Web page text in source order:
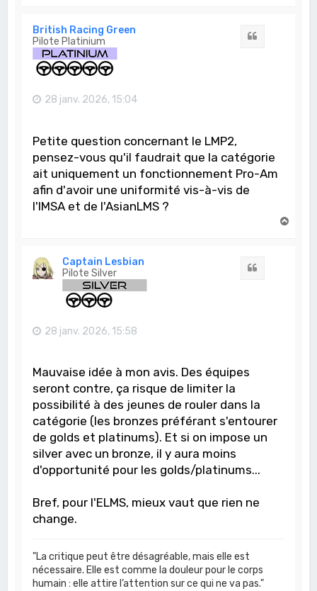
British Racing Green
Pilote Platinium
28 janv. 2026, 15:04
Petite question concernant le LMP2,
pensez-vous qu'il faudrait que la catégorie
ait uniquement un fonctionnement Pro-Am
afin d'avoir une uniformité vis-à-vis de
l'IMSA et de l'AsianLMS ?
Captain Lesbian
Pilote Silver
28 janv. 2026, 15:58
Mauvaise idée à mon avis. Des équipes
seront contre, ça risque de limiter la
possibilité à des jeunes de rouler dans la
catégorie (les bronzes préférant s'entourer
de golds et platinums). Et si on impose un
silver avec un bronze, il y aura moins
d'opportunité pour les golds/platinums...
Bref, pour l'ELMS, mieux vaut que rien ne
change.
"La critique peut être désagréable, mais elle est
nécessaire. Elle est comme la douleur pour le corps
humain : elle attire l’attention sur ce qui ne va pas."